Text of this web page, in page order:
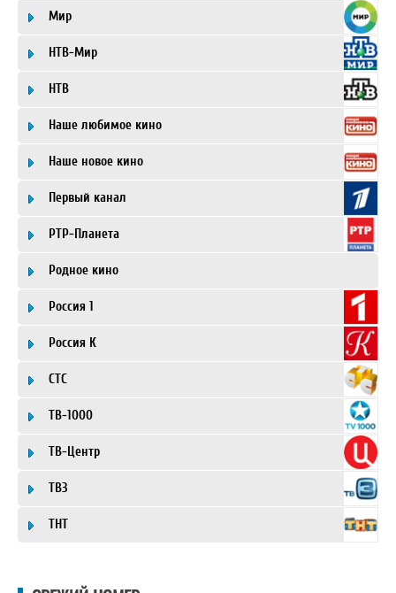
Мир
НТВ-Мир
НТВ
Наше любимое кино
Наше новое кино
Первый канал
РТР-Планета
Родное кино
Россия 1
Россия К
СТС
ТВ-1000
ТВ-Центр
ТВ3
ТНТ